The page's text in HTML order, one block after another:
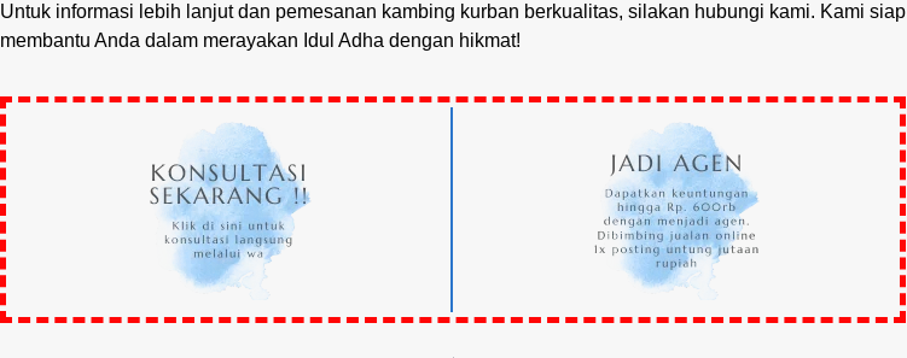
Untuk informasi lebih lanjut dan pemesanan kambing kurban berkualitas, silakan hubungi kami. Kami siap
membantu Anda dalam merayakan Idul Adha dengan hikmat!